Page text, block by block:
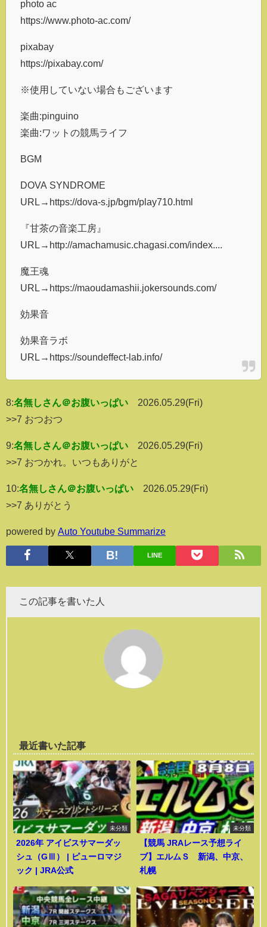
photo ac
https://www.photo-ac.com/
pixabay
https://pixabay.com/
※使用していない場合もございます
楽曲:pinguino
楽曲:ワットの競馬ライフ
BGM
DOVA SYNDROME
URL→https://dova-s.jp/bgm/play710.html
『甘茶の音楽工房』
URL→http://amachamusic.chagasi.com/index....
魔王魂
URL→https://maoudamashii.jokersounds.com/
効果音
効果音ラボ
URL→https://soundeffect-lab.info/
8:名無しさん＠お腹いっぱい
2026.05.29(Fri)
>>7 おつおつ
9:名無しさん＠お腹いっぱい
2026.05.29(Fri)
>>7 おつかれ。いつもありがと
10:名無しさん＠お腹いっぱい
2026.05.29(Fri)
>>7 ありがとう
powered by Auto Youtube Summarize
LINE
この記事を書いた人
最近書いた記事
未分類
2026年 アイビスサマーダッ
シュ（GⅢ） | ピューロマジ
ック | JRA公式
未分類
【競馬 JRAレース予想ライ
ブ】エルムＳ 新潟、中京、
札幌